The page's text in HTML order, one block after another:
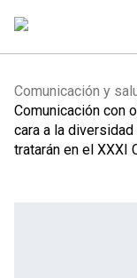
Comunicación y
Comunicación con
cara a la
tratarán en el XXXI